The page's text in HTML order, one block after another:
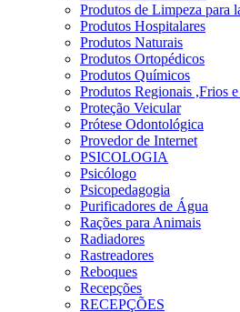
Produtos de Limpeza para
Produtos Hospitalares
Produtos Naturais
Produtos Ortopédicos
Produtos Químicos
Produtos Regionais ,Frios
Proteção Veicular
Prótese Odontológica
Provedor de Internet
PSICOLOGIA
Psicólogo
Psicopedagogia
Purificadores de Água
Rações para Animais
Radiadores
Rastreadores
Reboques
Recepções
RECEPÇÕES